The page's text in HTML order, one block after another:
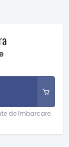
de îmbarcare.